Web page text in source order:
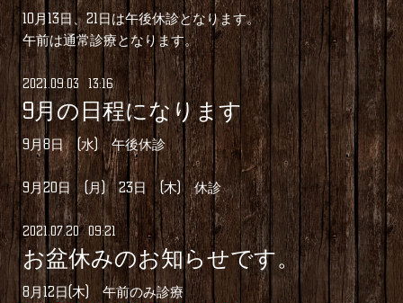
10月13日、21日は午後休診となります。
午前は通常診療となります。
2021 09.03 13:16
9月の日程になります
9月8日 (水) 午後休診
9月20日 (月) 23日 (木) 休診
2021 .07.20 09:21
お盆休みのお知らせです。
8月12日(木) 午前のみ診療